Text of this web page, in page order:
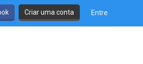
Criar uma conta Entre